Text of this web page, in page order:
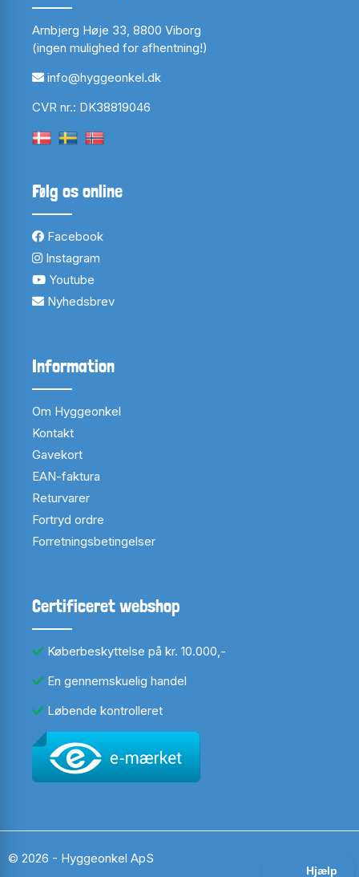
Arnbjerg Høje 33, 8800 Viborg
(ingen mulighed for afhentning!)
info@hyggeonkel.dk
CVR nr.: DK38819046
Følg os online
Facebook
Instagram
Youtube
Nyhedsbrev
Information
Om Hyggeonkel
Kontakt
Gavekort
EAN-faktura
Returvarer
Fortryd ordre
Forretningsbetingelser
Certificeret webshop
Køberbeskyttelse på kr. 10.000,-
En gennemskuelig handel
Løbende kontrolleret
© 2026 - Hyggeonkel ApS